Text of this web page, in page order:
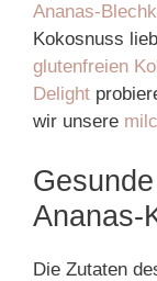
Ananas-
Kokosnuss
glutenfreien
Delight
wir unsere
Ananas-
Die Zutaten